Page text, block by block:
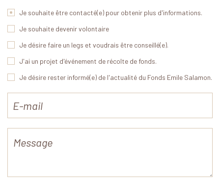
Je souhaite être contacté(e) pour obtenir plus d'informations.
Je souhaite devenir volontaire
Je désire faire un legs et voudrais être conseillé(e).
J'ai un projet d'événement de récolte de fonds.
Je désire rester informé(e) de l'actualité du Fonds Emile Salamon.